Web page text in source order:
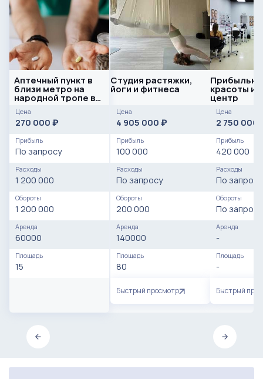
Аптечный пункт в
близи метро на
народной тропе в
аренду
Цена
270 000 ₽
Прибыль
По запросу
Расходы
1 200 000
Обороты
1 200 000
Аренда
60000
Площадь
15
Студия растяжки,
йоги и фитнеса
Цена
4 905 000 ₽
Прибыль
100 000
Расходы
По запросу
Обороты
200 000
Аренда
140000
Площадь
80
Быстрый просмотр
красоты и
центр
Цена
2 750 000
Прибыль
420 000
Расходы
По запросу
Обороты
По запросу
Аренда
-
Площадь
-
Быстрый